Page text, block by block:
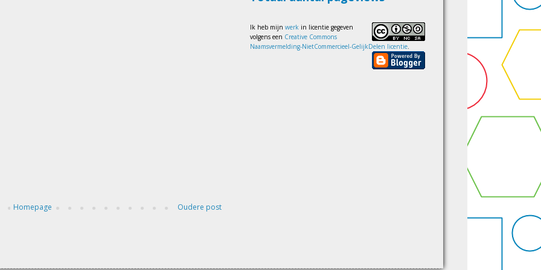
Oudere post
Homepage
Ik heb mijn werk in licentie gegeven
volgens een Creative Commons
Naamsvermelding-NietCommercieel-GelijkDelen licentie